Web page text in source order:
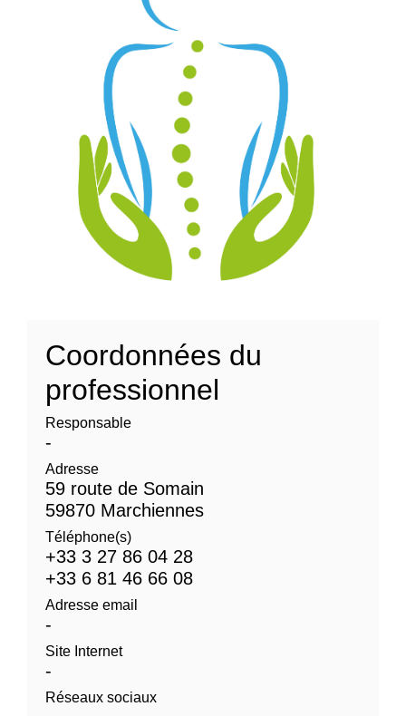
Coordonnées du
professionnel
Responsable
-
Adresse
59 route de Somain
59870 Marchiennes
Téléphone(s)
+33 3 27 86 04 28
+33 6 81 46 66 08
Adresse email
-
Site Internet
-
Réseaux sociaux